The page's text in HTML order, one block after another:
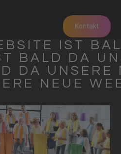
Kontakt
IST
BALD DA
DA UNSERE
NEUE